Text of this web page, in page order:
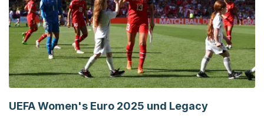
UEFA Women's Euro 2025 und Legacy